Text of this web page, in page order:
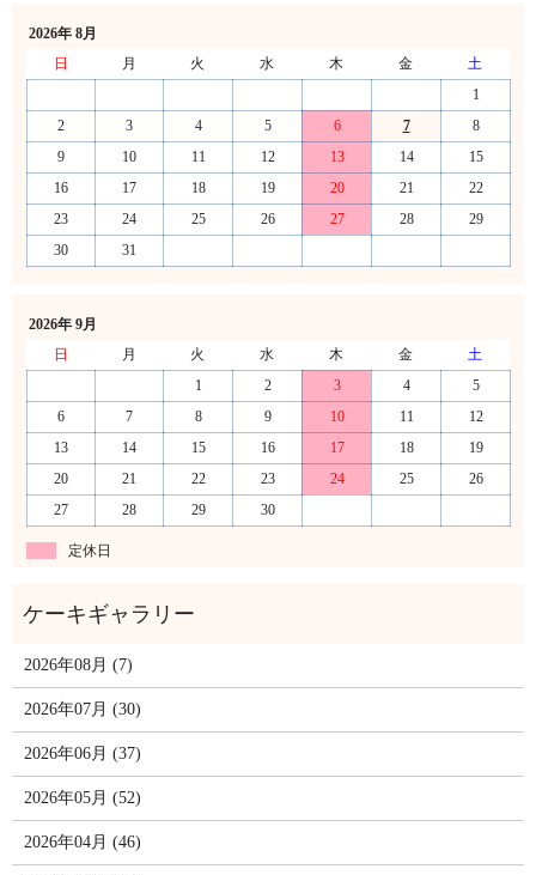
2026年 8月
日
月 火 水 木 金
土
1
2
3 4 5 6 7
8
9
10 11 12 13 14
15
16
17 18 19 20 21
22
23
24 25 26 27 28
29
30
31
2026年 9月
日
月 火 水 木 金
土
1
2 3 4
5
6
7 8 9 10 11
12
13
14 15 16 17 18
19
20
21 22 23 24 25
26
27
28 29 30
定休日
2026年08月 (7)
2026年07月 (30)
2026年06月 (37)
2026年05月 (52)
2026年04月 (46)